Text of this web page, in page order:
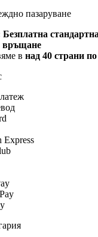
пазаруване
връщане
в над 40 страни по